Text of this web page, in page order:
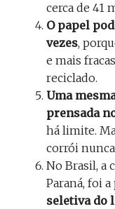
cerca de 41
O papel
vezes,
e mais
reciclado.
Uma
prensada
há limite.
corrói
No Brasil, a
Paraná, foi
seletiva do